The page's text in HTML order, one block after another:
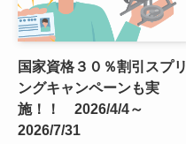
国家資格３０％割引スプリ
ングキャンペーンも実
施！！ 2026/4/4～
2026/7/31